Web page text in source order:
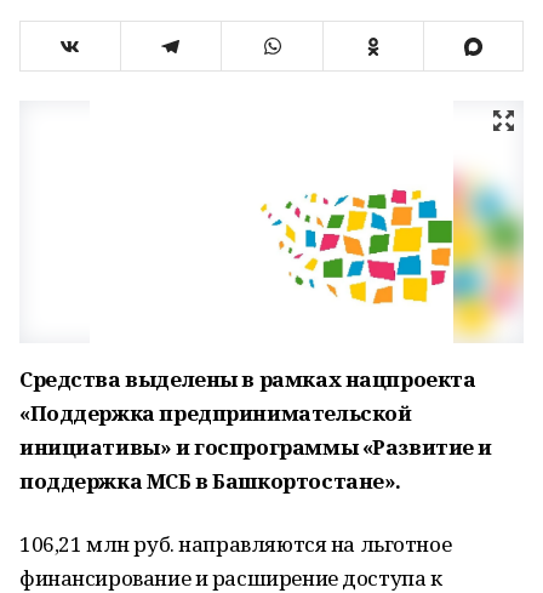
Средства выделены в рамках нацпроекта
«Поддержка предпринимательской
инициативы» и госпрограммы «Развитие и
поддержка МСБ в Башкортостане».
106,21 млн руб. направляются на льготное
финансирование и расширение доступа к